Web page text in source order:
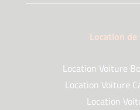
Location
Location Voiture
Location Voiture
Location